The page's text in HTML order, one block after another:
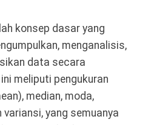
konsep dasar yang
menganalisis,
data secara
meliputi pengukuran
median, moda,
yang semuanya